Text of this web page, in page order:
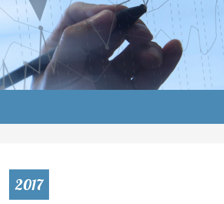
2017